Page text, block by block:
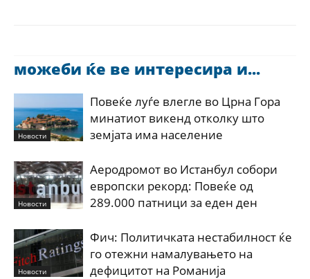
можеби ќе ве интересира и...
Новости
Повеќе луѓе влегле во Црна Гора
минатиот викенд отколку што
земјата има население
Новости
Аеродромот во Истанбул собори
европски рекорд: Повеќе од
289.000 патници за еден ден
Новости
Фич: Политичката нестабилност ќе
го отежни намалувањето на
дефицитот на Романија